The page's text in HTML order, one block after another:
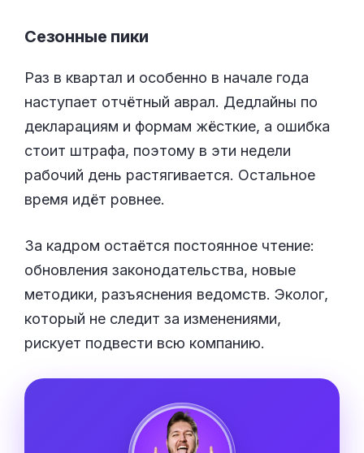
Сезонные пики
Раз в квартал и особенно в начале года
наступает отчётный аврал. Дедлайны по
декларациям и формам жёсткие, а ошибка
стоит штрафа, поэтому в эти недели
рабочий день растягивается. Остальное
время идёт ровнее.
За кадром остаётся постоянное чтение:
обновления законодательства, новые
методики, разъяснения ведомств. Эколог,
который не следит за изменениями,
рискует подвести всю компанию.